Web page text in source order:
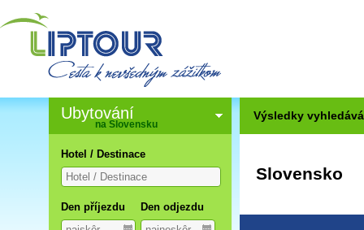
Výsledky
Slovensko
Ubytování
na Slovensku
Hotel / Destinace
Den příjezdu Den odjezdu